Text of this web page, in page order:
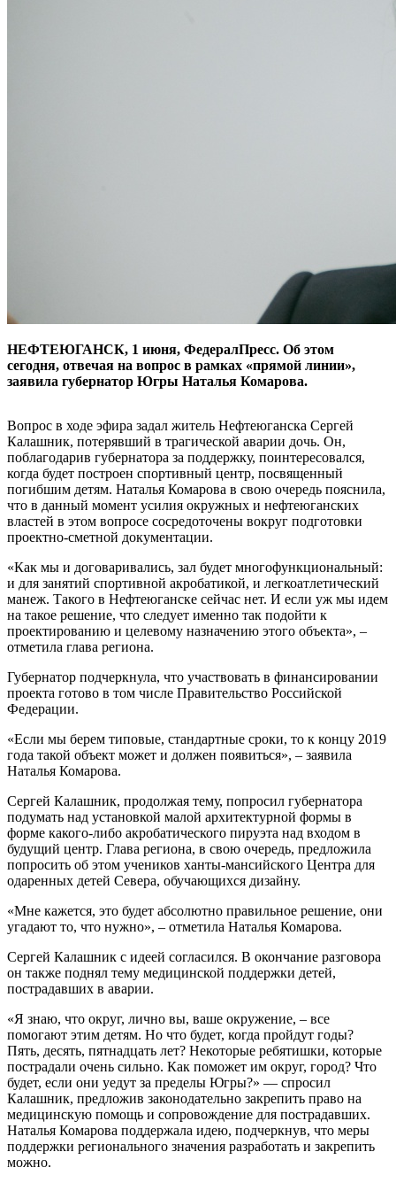
НЕФТЕЮГАНСК, 1 июня, ФедералПресс. Об этом
сегодня, отвечая на вопрос в рамках «прямой линии»,
заявила губернатор Югры Наталья Комарова.
Вопрос в ходе эфира задал житель Нефтеюганска Сергей
Калашник, потерявший в трагической аварии дочь. Он,
поблагодарив губернатора за поддержку, поинтересовался,
когда будет построен спортивный центр, посвященный
погибшим детям. Наталья Комарова в свою очередь пояснила,
что в данный момент усилия окружных и нефтеюганских
властей в этом вопросе сосредоточены вокруг подготовки
проектно-сметной документации.
«Как мы и договаривались, зал будет многофункциональный:
и для занятий спортивной акробатикой, и легкоатлетический
манеж. Такого в Нефтеюганске сейчас нет. И если уж мы идем
на такое решение, что следует именно так подойти к
проектированию и целевому назначению этого объекта», –
отметила глава региона.
Губернатор подчеркнула, что участвовать в финансировании
проекта готово в том числе Правительство Российской
Федерации.
«Если мы берем типовые, стандартные сроки, то к концу 2019
года такой объект может и должен появиться», – заявила
Наталья Комарова.
Сергей Калашник, продолжая тему, попросил губернатора
подумать над установкой малой архитектурной формы в
форме какого-либо акробатического пируэта над входом в
будущий центр. Глава региона, в свою очередь, предложила
попросить об этом учеников ханты-мансийского Центра для
одаренных детей Севера, обучающихся дизайну.
«Мне кажется, это будет абсолютно правильное решение, они
угадают то, что нужно», – отметила Наталья Комарова.
Сергей Калашник с идеей согласился. В окончание разговора
он также поднял тему медицинской поддержки детей,
пострадавших в аварии.
«Я знаю, что округ, лично вы, ваше окружение, – все
помогают этим детям. Но что будет, когда пройдут годы?
Пять, десять, пятнадцать лет? Некоторые ребятишки, которые
пострадали очень сильно. Как поможет им округ, город? Что
будет, если они уедут за пределы Югры?» — спросил
Калашник, предложив законодательно закрепить право на
медицинскую помощь и сопровождение для пострадавших.
Наталья Комарова поддержала идею, подчеркнув, что меры
поддержки регионального значения разработать и закрепить
можно.